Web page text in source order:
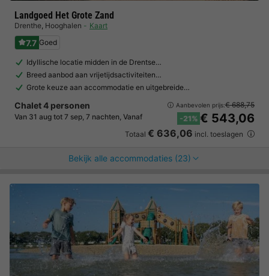
Landgoed Het Grote Zand
Drenthe, Hooghalen Kaart
7.7 Goed
Idyllische locatie midden in de Drentse…
Breed aanbod aan vrijetijdsactiviteiten…
Grote keuze aan accommodatie en uitgebreide…
Chalet 4 personen
Van 31 aug tot 7 sep, 7 nachten, Vanaf
Aanbevolen prijs:€ 688,75
-21% € 543,06
Totaal € 636,06 incl. toeslagen
Bekijk alle accommodaties (23)